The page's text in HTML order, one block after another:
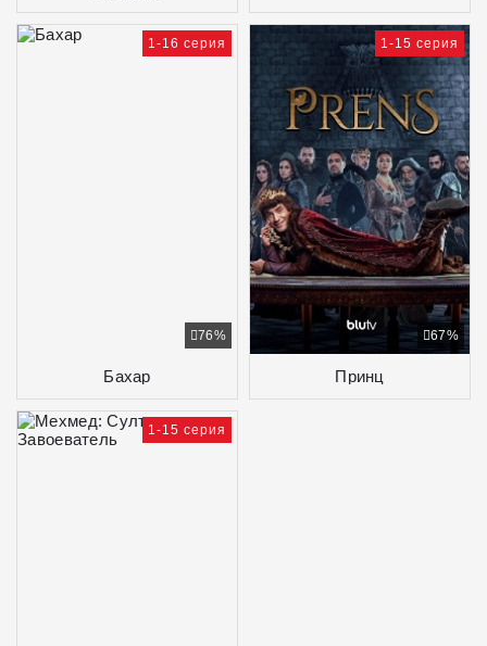
Бахар
76%
1-16 серия
Принц
67%
1-15 серия
1-15 серия